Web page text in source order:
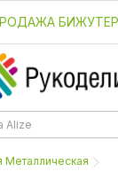
Металлическая